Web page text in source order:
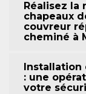
Réalisez la
chapeaux
couvreur
cheminé à
Installation
: une
votre